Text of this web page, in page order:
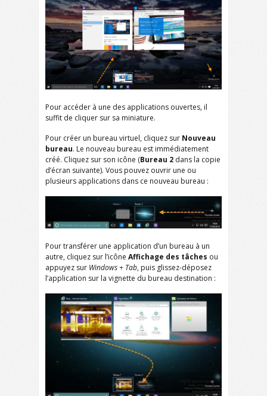
Pour accéder à une des applications ouvertes, il
suffit de cliquer sur sa miniature.
Pour créer un bureau virtuel, cliquez sur Nouveau
bureau. Le nouveau bureau est immédiatement
créé. Cliquez sur son icône (Bureau 2 dans la copie
d’écran suivante). Vous pouvez ouvrir une ou
plusieurs applications dans ce nouveau bureau :
Pour transférer une application d’un bureau à un
autre, cliquez sur l’icône Affichage des tâches ou
appuyez sur Windows + Tab, puis glissez-déposez
l’application sur la vignette du bureau destination :